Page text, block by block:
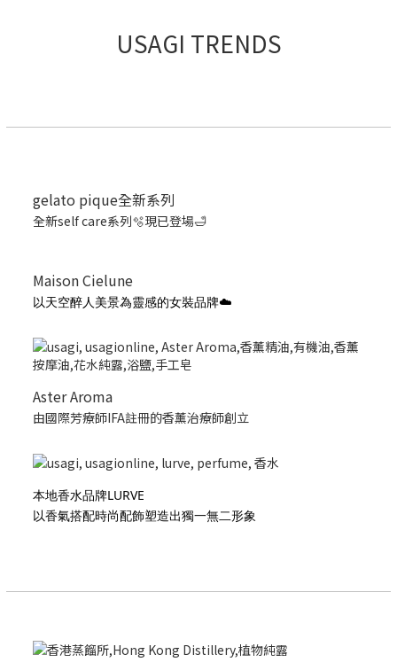
USAGI TRENDS
gelato pique全新系列
全新self care系列🫧現已登場🛁
Maison Cielune
以天空醉人美景為靈感的女裝品牌☁️
Aster Aroma
由國際芳療師IFA註冊的香薰治療師創立
本地香水品牌LURVE
以香氣搭配時尚配飾塑造出獨一無二形象